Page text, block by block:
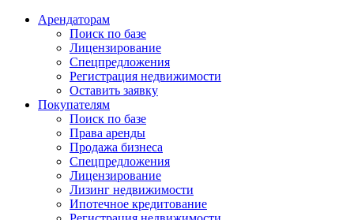
Арендаторам
Поиск по базе
Лицензирование
Спецпредложения
Регистрация недвижимости
Оставить заявку
Покупателям
Поиск по базе
Права аренды
Продажа бизнеса
Спецпредложения
Лицензирование
Лизинг недвижимости
Ипотечное кредитование